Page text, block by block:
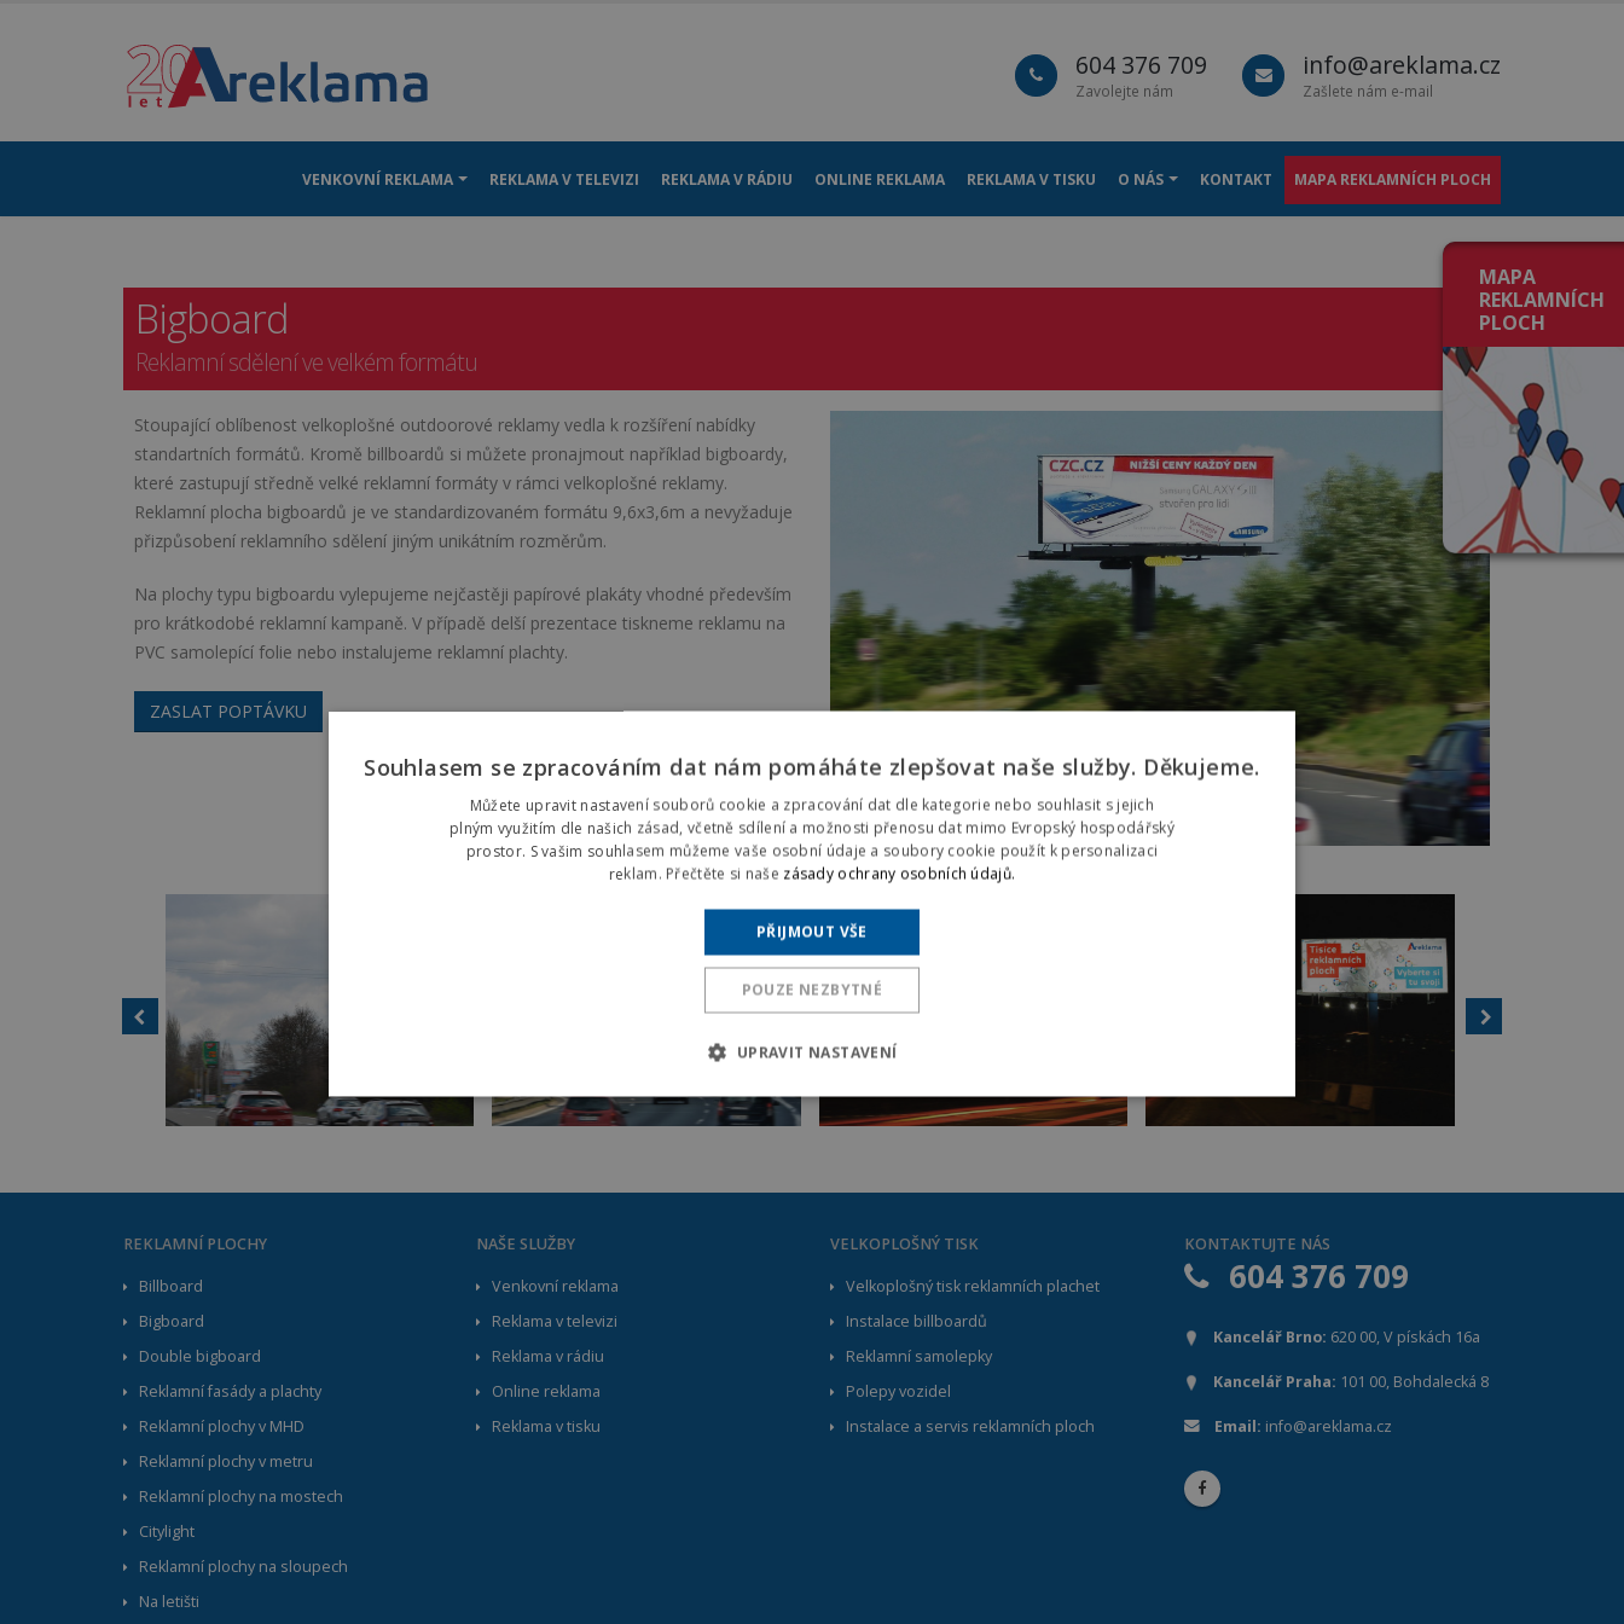
604 376 709
Zavolejte nám
info@areklama.cz
Zašlete nám e-mail
VENKOVNÍ REKLAMA REKLAMA V TELEVIZI REKLAMA V RÁDIU ONLINE REKLAMA REKLAMA V TISKU O NÁS KONTAKT MAPA REKLAMNÍCH PLOCH
MAPA
REKLAMNÍCH
PLOCH
Bigboard
Reklamní sdělení ve velkém formátu
Stoupající oblíbenost velkoplošné outdoorové reklamy vedla k rozšíření nabídky
standartních formátů. Kromě billboardů si můžete pronajmout například bigboardy,
které zastupují středně velké reklamní formáty v rámci velkoplošné reklamy.
Reklamní plocha bigboardů je ve standardizovaném formátu 9,6x3,6m a nevyžaduje
přizpůsobení reklamního sdělení jiným unikátním rozměrům.
Na plochy typu bigboardu vylepujeme nejčastěji papírové plakáty vhodné především
pro krátkodobé reklamní kampaně. V případě delší prezentace tiskneme reklamu na
PVC samolepící folie nebo instalujeme reklamní plachty.
ZASLAT POPTÁVKU
REKLAMNÍ PLOCHY
Billboard
Bigboard
Double bigboard
Reklamní fasády a plachty
Reklamní plochy v MHD
Reklamní plochy v metru
Reklamní plochy na mostech
Citylight
Reklamní plochy na sloupech
Na letišti
NAŠE SLUŽBY
Venkovní reklama
Reklama v televizi
Reklama v rádiu
Online reklama
Reklama v tisku
VELKOPLOŠNÝ TISK
Velkoplošný tisk reklamních plachet
Instalace billboardů
Reklamní samolepky
Polepy vozidel
Instalace a servis reklamních ploch
KONTAKTUJTE NÁS
604 376 709
Kancelář Brno: 620 00, V pískách 16a
Kancelář Praha: 101 00, Bohdalecká 8
Email: info@areklama.cz
Souhlasem se zpracováním dat nám pomáháte zlepšovat naše služby. Děkujeme.
Můžete upravit nastavení souborů cookie a zpracování dat dle kategorie nebo souhlasit s jejich
plným využitím dle našich zásad, včetně sdílení a možnosti přenosu dat mimo Evropský hospodářský
prostor. S vašim souhlasem můžeme vaše osobní údaje a soubory cookie použít k personalizaci
reklam. Přečtěte si naše zásady ochrany osobních údajů.
PŘIJMOUT VŠE
POUZE NEZBYTNÉ
UPRAVIT NASTAVENÍ
NEZBYTNÉ VÝKONNOSTNÍ CÍLENÍ FUNKČNÍ
Kategorie Nezbytné umožňuje základní funkce webových stránek, jako je přihlášení uživatele a správa účtu. Bez této kategorie nelze
webové stránky řádně používat. Tato kategorie je vždy povolena a zahrnuje také uložení, která jsou nezbytná pro zajištění bezpečného
Doména
areklama.cz
Slouží pro omezení intervalu zobrazení vyskakovacího kontaktního formuláře.
Google LLC
Google reCAPTCHA nastaví při spuštění potřebný soubor cookie
Tento cookie se používá k jedinečné identifikaci zařízení, která mají přístup k